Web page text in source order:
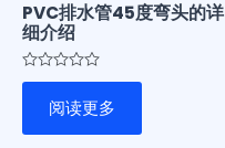
PVC排水管45度弯头的详
细介绍
评
5
阅读更多